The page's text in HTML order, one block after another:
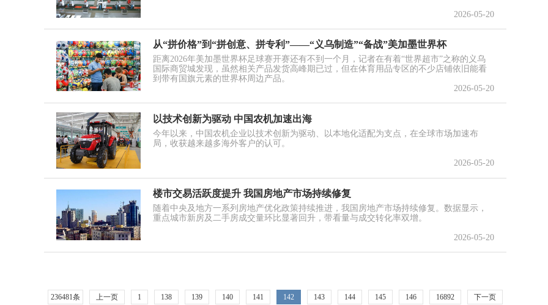
2026-05-20
从“拼价格”到“拼创意、拼专利”——“义乌制造”“备战”美加墨世界杯
距离2026年美加墨世界杯足球赛开赛还有不到一个月，记者在有着“世界超市”之称的义乌
国际商贸城发现，虽然相关产品发货高峰期已过，但在体育用品专区的不少店铺依旧能看
到带有国旗元素的世界杯周边产品。
2026-05-20
以技术创新为驱动 中国农机加速出海
今年以来，中国农机企业以技术创新为驱动、以本地化适配为支点，在全球市场加速布
局，收获越来越多海外客户的认可。
2026-05-20
楼市交易活跃度提升 我国房地产市场持续修复
随着中央及地方一系列房地产优化政策持续推进，我国房地产市场持续修复。数据显示，
重点城市新房及二手房成交量环比显著回升，带看量与成交转化率双增。
2026-05-20
236481条 上一页 1 138 139 140 141 142 143 144 145 146 16892 下一页